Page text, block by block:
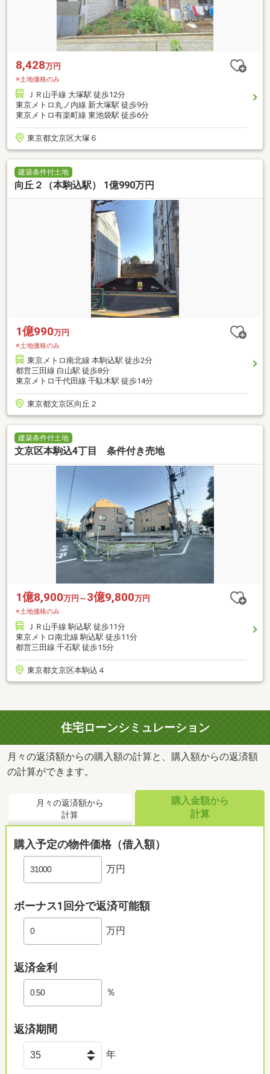
8,428万円
※土地価格のみ
ＪＲ山手線 大塚駅 徒歩12分
東京メトロ丸ノ内線 新大塚駅 徒歩9分
東京メトロ有楽町線 東池袋駅 徒歩6分
東京都文京区大塚６
建築条件付土地
向丘２（本駒込駅） 1億990万円
1億990万円
※土地価格のみ
東京メトロ南北線 本駒込駅 徒歩2分
都営三田線 白山駅 徒歩8分
東京メトロ千代田線 千駄木駅 徒歩14分
東京都文京区向丘２
建築条件付土地
文京区本駒込4丁目 条件付き売地
1億8,900万円～ 3億9,800万円
※土地価格のみ
ＪＲ山手線 駒込駅 徒歩11分
東京メトロ南北線 駒込駅 徒歩11分
都営三田線 千石駅 徒歩15分
東京都文京区本駒込４
住宅ローンシミュレーション
月々の返済額からの購入額の計算と、購入額からの返済額
の計算ができます。
月々の返済額から
計算
購入金額から
計算
購入予定の物件価格（借入額）
万円
ボーナス1回分で返済可能額
万円
返済金利
％
返済期間
年